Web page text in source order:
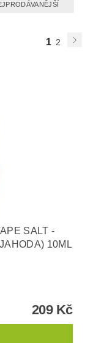
1 2
SALT -
10ML
209 Kč